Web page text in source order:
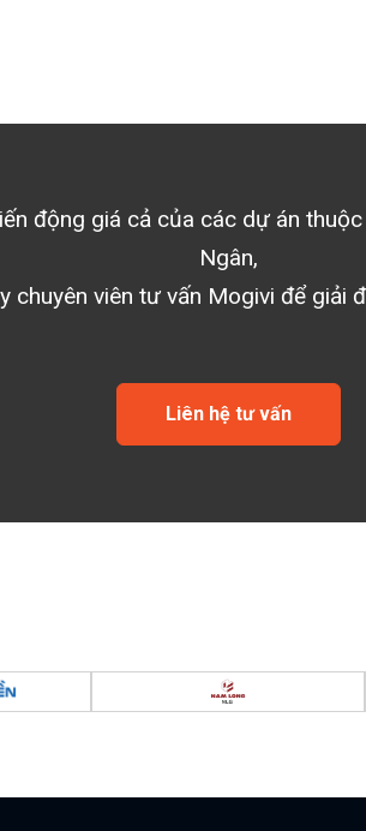
động giá cả của các dự án thuộc
Ngân,
chuyên viên tư vấn Mogivi để giải
Liên hệ tư vấn